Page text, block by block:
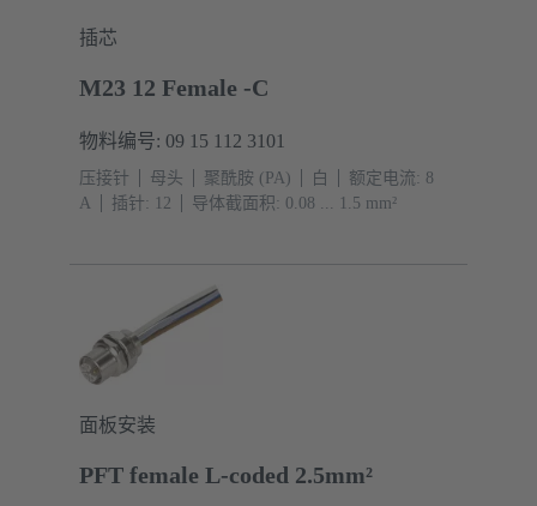
插芯
M23 12 Female -C
物料编号: 09 15 112 3101
压接针 母头 聚酰胺 (PA) 白
额定电流: ‌8
A
插针: 12 导体截面积: 0.08 ... 1.5 mm²
面板安装
PFT female L-coded 2.5mm²